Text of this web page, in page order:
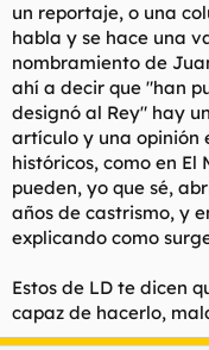
un reportaje, o una
habla y se hace una
nombramiento de
ahí a decir que "han
designó al Rey" hay
artículo y una opinión
históricos, como en
pueden, yo que sé,
años de castrismo, y
explicando como
Estos de LD te dicen
capaz de hacerlo,